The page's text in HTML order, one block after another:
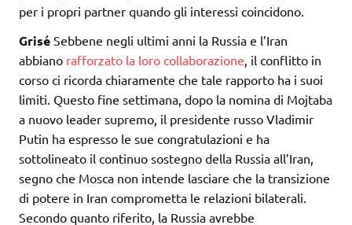
per i propri partner quando gli interessi coincidono.
Grisé Sebbene negli ultimi anni la Russia e l’Iran
abbiano rafforzato la loro collaborazione , il conflitto in
corso ci ricorda chiaramente che tale rapporto ha i suoi
limiti. Questo fine settimana, dopo la nomina di Mojtaba
a nuovo leader supremo, il presidente russo Vladimir
Putin ha espresso le sue congratulazioni e ha
sottolineato il continuo sostegno della Russia all’Iran,
segno che Mosca non intende lasciare che la transizione
di potere in Iran comprometta le relazioni bilaterali.
Secondo quanto riferito, la Russia avrebbe